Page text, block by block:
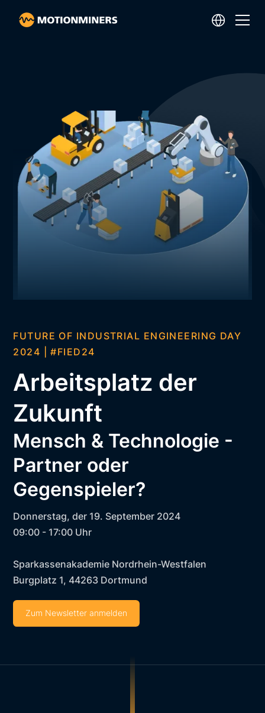
FUTURE OF INDUSTRIAL ENGINEERING DAY
2024 | #FIED24
Arbeitsplatz der
Zukunft
Mensch & Technologie -
Partner oder
Gegenspieler?
Donnerstag, der 19. September 2024
09:00 - 17:00 Uhr
Sparkassenakademie Nordrhein-Westfalen
Burgplatz 1, 44263 Dortmund
Zum Newsletter anmelden